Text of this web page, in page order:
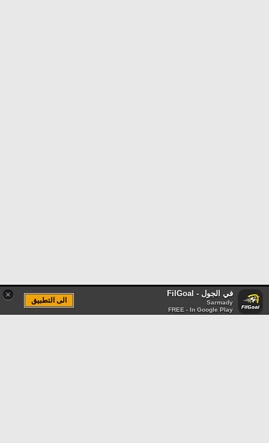
× في الجول - FilGoal
Sarmady
FREE - In Google Play
الى التطبيق